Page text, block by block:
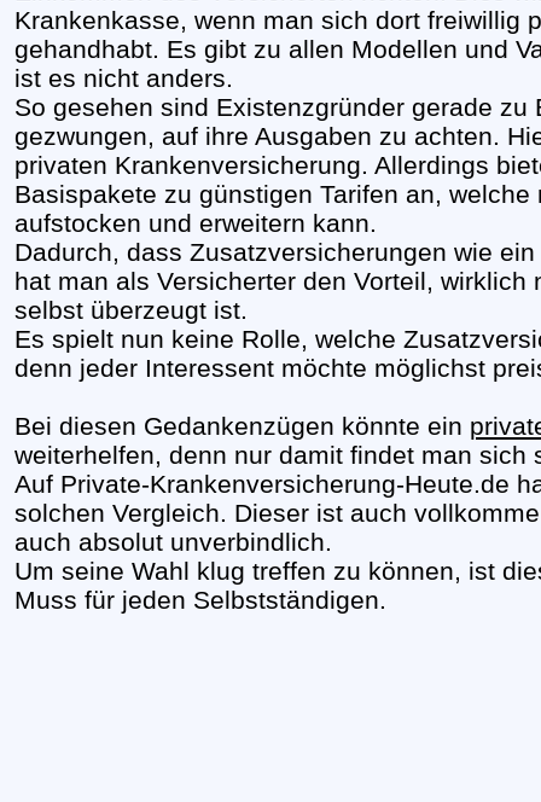
Krankenkasse, wenn man sich dort freiwillig
gehandhabt. Es gibt zu allen Modellen und
ist es nicht anders.
So gesehen sind Existenzgründer gerade
gezwungen, auf ihre Ausgaben zu achten.
privaten Krankenversicherung. Allerdings
Basispakete zu günstigen Tarifen an,
aufstocken und erweitern kann.
Dadurch, dass Zusatzversicherungen wie
hat man als Versicherter den Vorteil,
selbst überzeugt ist.
Es spielt nun keine Rolle, welche
denn jeder Interessent möchte möglichst
Bei diesen Gedankenzügen könnte ein
weiterhelfen, denn nur damit findet man sich
Auf Private-Krankenversicherung-Heute.de
solchen Vergleich. Dieser ist auch
auch absolut unverbindlich.
Um seine Wahl klug treffen zu können, ist
Muss für jeden Selbstständigen.